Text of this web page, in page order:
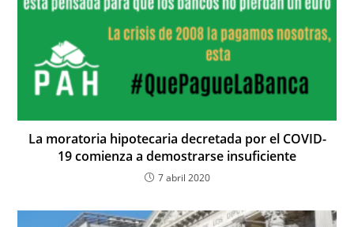
La moratoria hipotecaria decretada por el COVID-
19 comienza a demostrarse insuficiente
7 abril 2020